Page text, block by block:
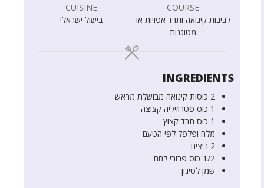
COURSE
לביבות קינואה ותרד אפויות או
מטוגנות
CUISINE
בישול ישראלי
INGREDIENTS
2 כוסות קינואה מבושלת מראש
1 כוס פטרוזיליה קצוצה
1 כוס תרד קצוץ
מלח ופלפל לפי הטעם
2 ביצים
1/2 כוס פרורי לחם
שמן לטיגון